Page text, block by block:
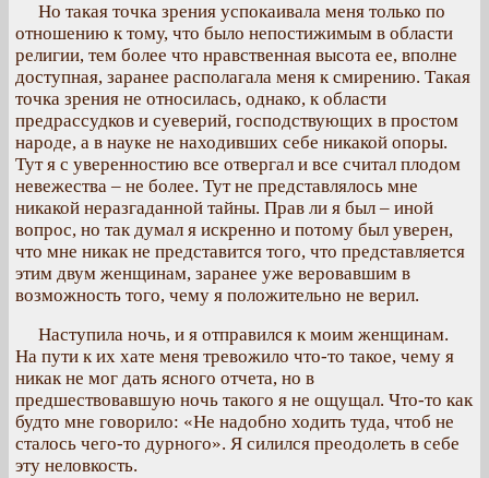
Но такая точка зрения успокаивала меня только по
отношению к тому, что было непостижимым в области
религии, тем более что нравственная высота ее, вполне
доступная, заранее располагала меня к смирению. Такая
точка зрения не относилась, однако, к области
предрассудков и суеверий, господствующих в простом
народе, а в науке не находивших себе никакой опоры.
Тут я с уверенностию все отвергал и все считал плодом
невежества – не более. Тут не представлялось мне
никакой неразгаданной тайны. Прав ли я был – иной
вопрос, но так думал я искренно и потому был уверен,
что мне никак не представится того, что представляется
этим двум женщинам, заранее уже веровавшим в
возможность того, чему я положительно не верил.
Наступила ночь, и я отправился к моим женщинам.
На пути к их хате меня тревожило что-то такое, чему я
никак не мог дать ясного отчета, но в
предшествовавшую ночь такого я не ощущал. Что-то как
будто мне говорило: «Не надобно ходить туда, чтоб не
сталось чего-то дурного». Я силился преодолеть в себе
эту неловкость.